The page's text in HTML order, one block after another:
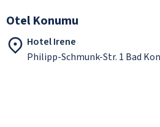
Otel Konumu
Hotel Irene
Philipp-Schmunk-Str. 1 Bad